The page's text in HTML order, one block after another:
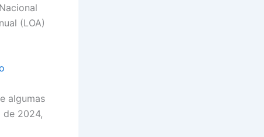
(LOA)
algumas
2024,